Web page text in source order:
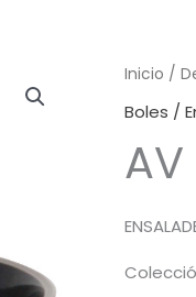
Inicio /
Boles /